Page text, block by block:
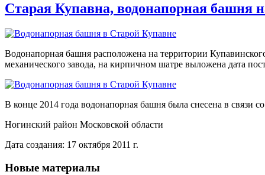
Старая Купавна, водонапорная башня
Водонапорная башня расположена на территории
механического завода, на кирпичном шатре выложена дата
В конце 2014 года водонапорная башня была снесена в связи
Ногинский район Московской области
Дата создания: 17 октября 2011 г.
Новые материалы